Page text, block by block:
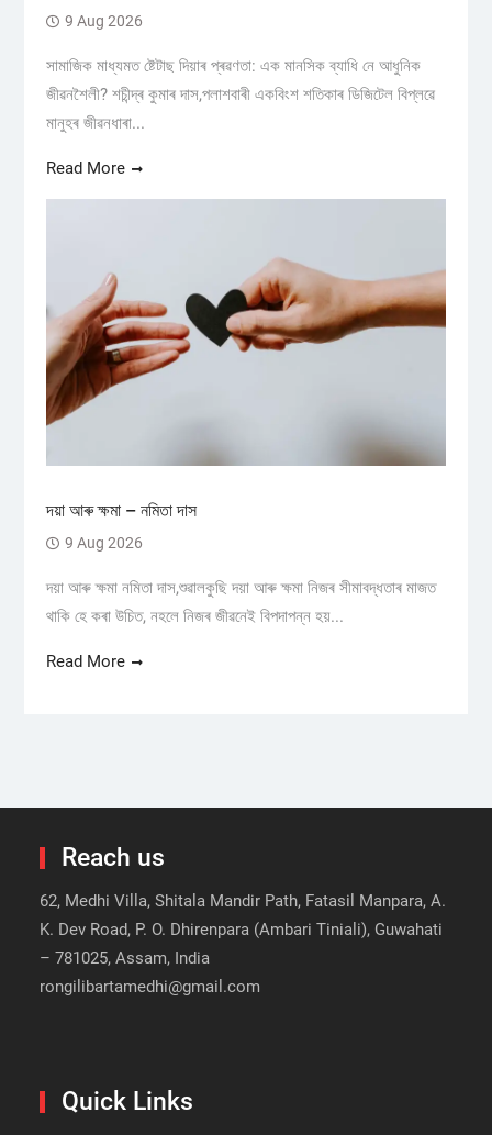
9 Aug 2026
সামাজিক মাধ্যমত ষ্টেটাছ দিয়াৰ প্ৰৱণতা: এক মানসিক ব্যাধি নে আধুনিক
জীৱনশৈলী? শচীন্দ্ৰ কুমাৰ দাস,পলাশবাৰী একবিংশ শতিকাৰ ডিজিটেল বিপ্লৱে
মানুহৰ জীৱনধাৰা...
Read More
দয়া আৰু ক্ষমা – নমিতা দাস
9 Aug 2026
দয়া আৰু ক্ষমা নমিতা দাস,শুৱালকুছি দয়া আৰু ক্ষমা নিজৰ সীমাবদ্ধতাৰ মাজত
থাকি হে কৰা উচিত, নহলে নিজৰ জীৱনেই বিপদাপন্ন হয়...
Read More
Reach us
62, Medhi Villa, Shitala Mandir Path, Fatasil Manpara, A.
K. Dev Road, P. O. Dhirenpara (Ambari Tiniali), Guwahati
– 781025, Assam, India
rongilibartamedhi@gmail.com
Quick Links